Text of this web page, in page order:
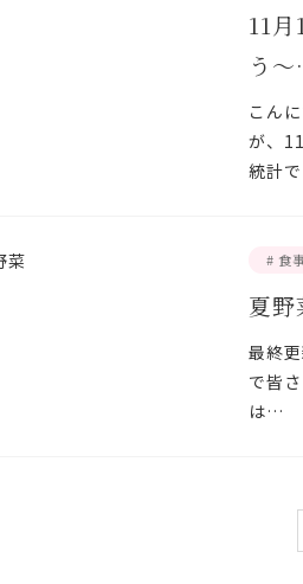
11
う
こん
が、
統計
# 食
夏野
最終
で皆
は…